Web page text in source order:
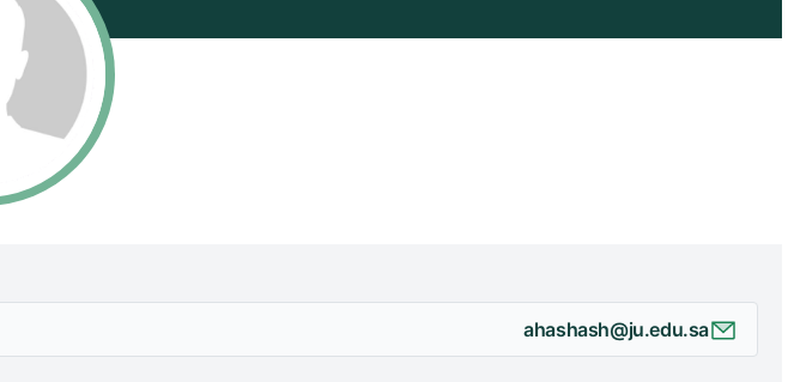
ahashash@ju.edu.sa